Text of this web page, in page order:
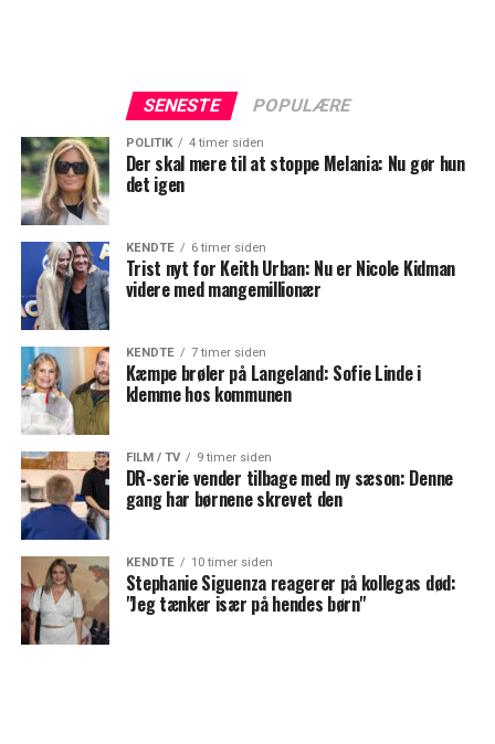
SENESTE POPULÆRE
POLITIK 4 timer siden
Der skal mere til at stoppe Melania: Nu gør hun
det igen
KENDTE 6 timer siden
Trist nyt for Keith Urban: Nu er Nicole Kidman
videre med mangemillionær
KENDTE 7 timer siden
Kæmpe brøler på Langeland: Sofie Linde i
klemme hos kommunen
FILM / TV 9 timer siden
DR-serie vender tilbage med ny sæson: Denne
gang har børnene skrevet den
KENDTE 10 timer siden
Stephanie Siguenza reagerer på kollegas død:
"Jeg tænker især på hendes børn"